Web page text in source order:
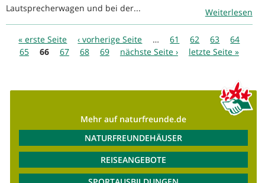
Lautsprecherwagen und bei der...
Weiterlesen
Seiten
« erste Seite ‹ vorherige Seite … 61 62 63
64
65
66 67 68 69 nächste Seite › letzte Seite »
Mehr auf naturfreunde.de
NATURFREUNDEHÄUSER
REISEANGEBOTE